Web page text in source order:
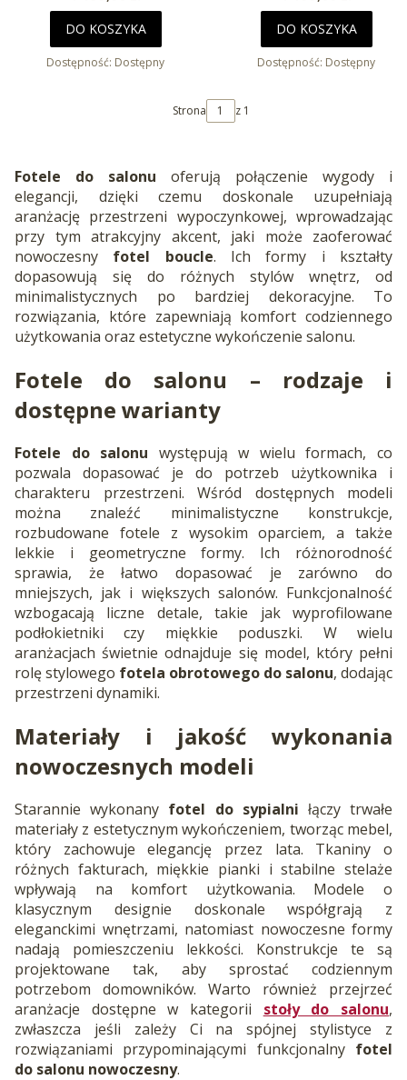
DO KOSZYKA
Dostępność: Dostępny
DO KOSZYKA
Dostępność: Dostępny
Strona z 1
Fotele do salonu oferują połączenie wygody i
elegancji, dzięki czemu doskonale uzupełniają
aranżację przestrzeni wypoczynkowej, wprowadzając
przy tym atrakcyjny akcent, jaki może zaoferować
nowoczesny fotel boucle. Ich formy i kształty
dopasowują się do różnych stylów wnętrz, od
minimalistycznych po bardziej dekoracyjne. To
rozwiązania, które zapewniają komfort codziennego
użytkowania oraz estetyczne wykończenie salonu.
Fotele do salonu – rodzaje i
dostępne warianty
Fotele do salonu występują w wielu formach, co
pozwala dopasować je do potrzeb użytkownika i
charakteru przestrzeni. Wśród dostępnych modeli
można znaleźć minimalistyczne konstrukcje,
rozbudowane fotele z wysokim oparciem, a także
lekkie i geometryczne formy. Ich różnorodność
sprawia, że łatwo dopasować je zarówno do
mniejszych, jak i większych salonów. Funkcjonalność
wzbogacają liczne detale, takie jak wyprofilowane
podłokietniki czy miękkie poduszki. W wielu
aranżacjach świetnie odnajduje się model, który pełni
rolę stylowego fotela obrotowego do salonu, dodając
przestrzeni dynamiki.
Materiały i jakość wykonania
nowoczesnych modeli
Starannie wykonany fotel do sypialni łączy trwałe
materiały z estetycznym wykończeniem, tworząc mebel,
który zachowuje elegancję przez lata. Tkaniny o
różnych fakturach, miękkie pianki i stabilne stelaże
wpływają na komfort użytkowania. Modele o
klasycznym designie doskonale współgrają z
eleganckimi wnętrzami, natomiast nowoczesne formy
nadają pomieszczeniu lekkości. Konstrukcje te są
projektowane tak, aby sprostać codziennym
potrzebom domowników. Warto również przejrzeć
aranżacje dostępne w kategorii stoły do salonu,
zwłaszcza jeśli zależy Ci na spójnej stylistyce z
rozwiązaniami przypominającymi funkcjonalny fotel
do salonu nowoczesny.